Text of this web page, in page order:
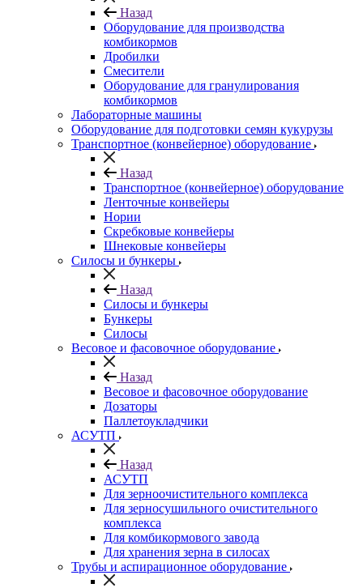
Назад
Оборудование для производства
комбикормов
Дробилки
Смесители
Оборудование для гранулирования
комбикормов
Лабораторные машины
Оборудование для подготовки семян кукурузы
Транспортное (конвейерное) оборудование
Назад
Транспортное (конвейерное) оборудование
Ленточные конвейеры
Нории
Скребковые конвейеры
Шнековые конвейеры
Силосы и бункеры
Назад
Силосы и бункеры
Бункеры
Силосы
Весовое и фасовочное оборудование
Назад
Весовое и фасовочное оборудование
Дозаторы
Паллетоукладчики
АСУТП
Назад
АСУТП
Для зерноочистительного комплекса
Для зерносушильного очистительного
комплекса
Для комбикормового завода
Для хранения зерна в силосах
Трубы и аспирационное оборудование